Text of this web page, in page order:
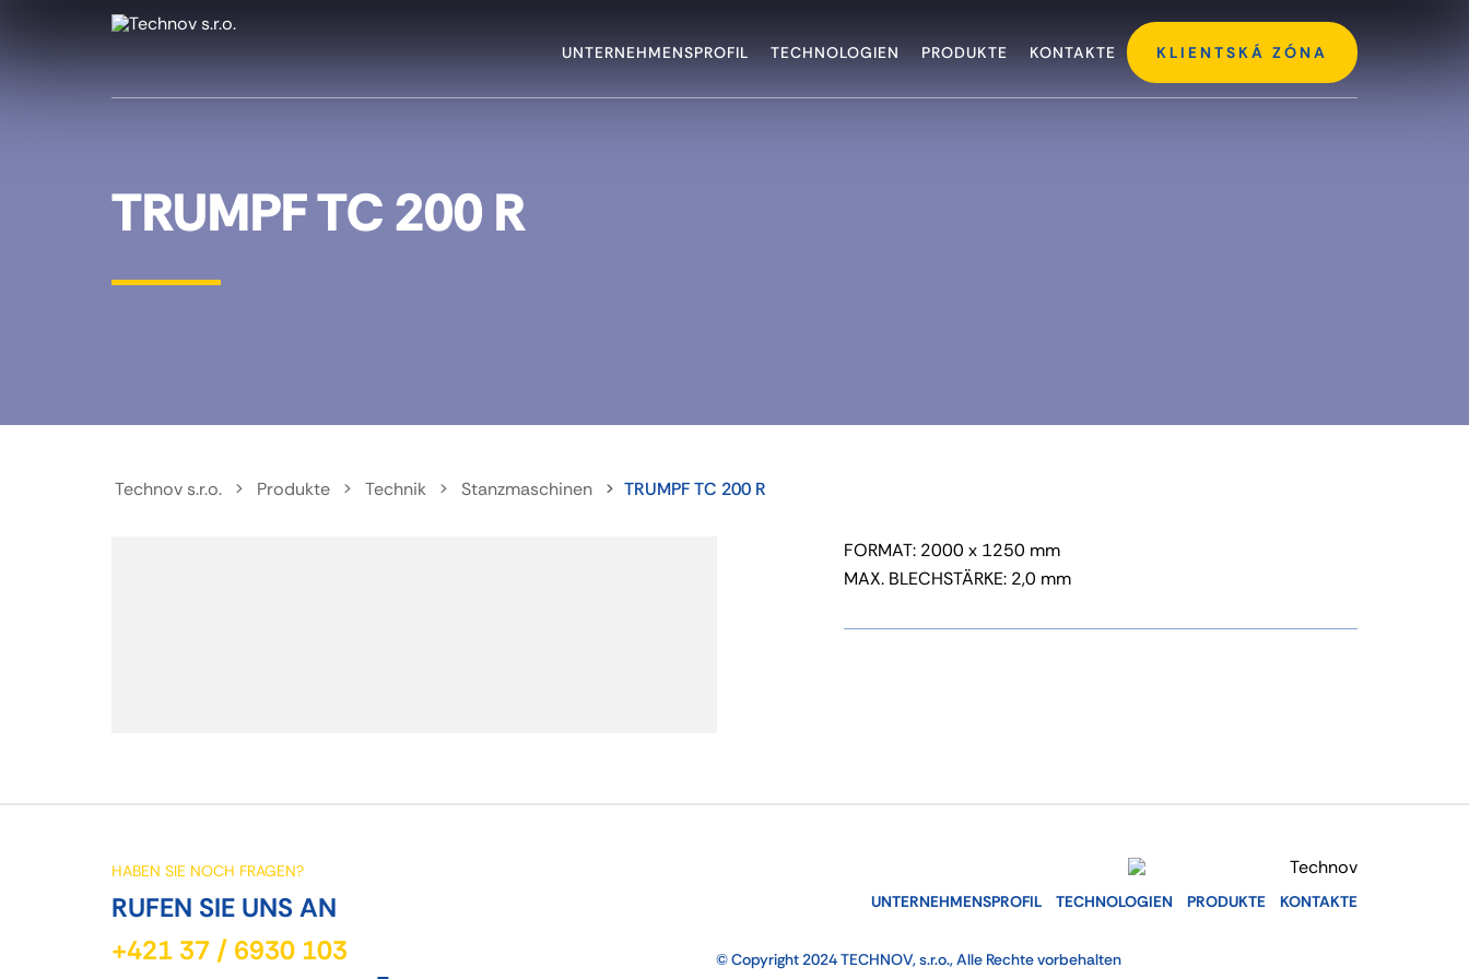
KLIENTSKÁ ZÓNA
UNTERNEHMENSPROFIL TECHNOLOGIEN PRODUKTE KONTAKTE
TRUMPF TC 200 R
Technov s.r.o. Produkte Technik Stanzmaschinen TRUMPF TC 200 R
FORMAT: 2000 x 1250 mm
MAX. BLECHSTÄRKE: 2,0 mm
HABEN SIE NOCH FRAGEN?
RUFEN SIE UNS AN
+421 37 / 6930 103
UNTERNEHMENSPROFIL TECHNOLOGIEN PRODUKTE KONTAKTE
© Copyright 2024 TECHNOV, s.r.o., Alle Rechte vorbehalten